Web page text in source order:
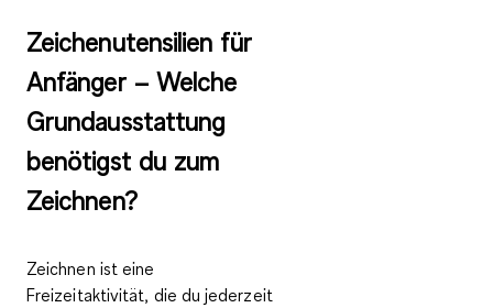
Zeichenutensilien für
Anfänger – Welche
Grundausstattung
benötigst du zum
Zeichnen?
Zeichnen ist eine
Freizeitaktivität, die du jederzeit